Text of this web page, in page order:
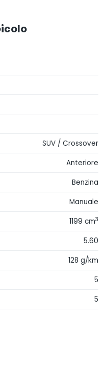
SUV / Crossover
Anteriore
Benzina
Manuale
1199 cm3
5.60
128 g/km
5
5